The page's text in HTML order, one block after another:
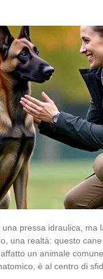
pressa idraulica, ma
una realtà: questo
un animale
è al centro di